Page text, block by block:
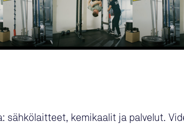
sähkölaitteet, kemikaalit ja palvelut.